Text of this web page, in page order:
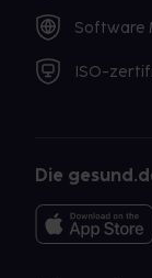
Software
ISO-
Die